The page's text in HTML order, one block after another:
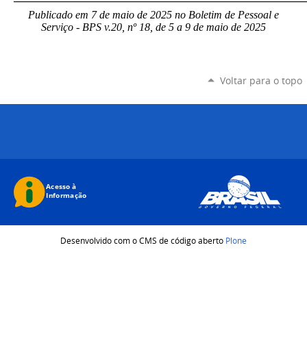
Publicado em 7 de maio de 2025 no Boletim de Pessoal e
Serviço - BPS v.20, nº 18, de 5 a 9 de maio de 2025
Voltar para o topo
Desenvolvido com o CMS de código aberto Plone